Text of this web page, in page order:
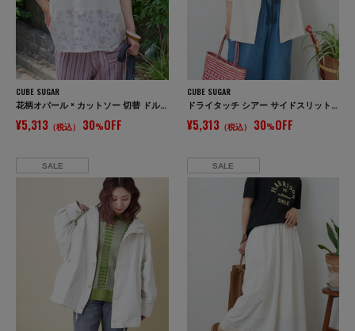
CUBE SUGAR
花柄オパール × カットソー 切替 ドルマン Tシャツ
¥5,313 （税込） 30%OFF
CUBE SUGAR
ドライタッチ シアー サイドスリット テーラード ジャケット
¥5,313（税込） 30%OFF
SALE SALE